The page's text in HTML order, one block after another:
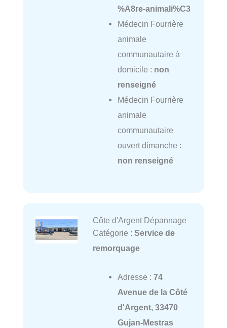
%A8re-animali%C3
Médecin Fourrière
animale
communautaire à
domicile : non
renseigné
Médecin Fourrière
animale
communautaire
ouvert dimanche :
non renseigné
Côte d'Argent Dépannage
Catégorie : Service de
remorquage
Adresse : 74
Avenue de la Côté
d'Argent, 33470
Gujan-Mestras